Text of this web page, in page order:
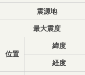
震源地
最大震度
位置
緯度
経度